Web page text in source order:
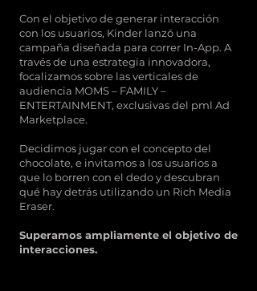
Con el objetivo de generar interacción
con los usuarios, Kinder lanzó una
campaña diseñada para correr In-App. A
través de una estrategia innovadora,
focalizamos sobre las verticales de
audiencia MOMS – FAMILY –
ENTERTAINMENT, exclusivas del pml Ad
Marketplace.
Decidimos jugar con el concepto del
chocolate, e invitamos a los usuarios a
que lo borren con el dedo y descubran
qué hay detrás utilizando un Rich Media
Eraser.
Superamos ampliamente el objetivo de
interacciones.